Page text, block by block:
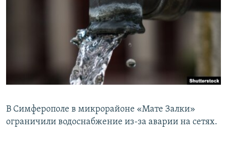
СОВЕТЫ ПРАВОЗАЩИТНИКОВ
ПРОПАВШИЕ БЕЗ ВЕСТИ
ПОБЕДИТЕЛЕЙ НЕ СУДЯТ?
КРЫМ.НЕПОКОРЕННЫЙ
ПРИСОЕДИНЯЙТЕСЬ!
Все сайты RFE/RL
В Симферополе в микрорайоне «Мате Залки»
ограничили водоснабжение из-за аварии на сетях.